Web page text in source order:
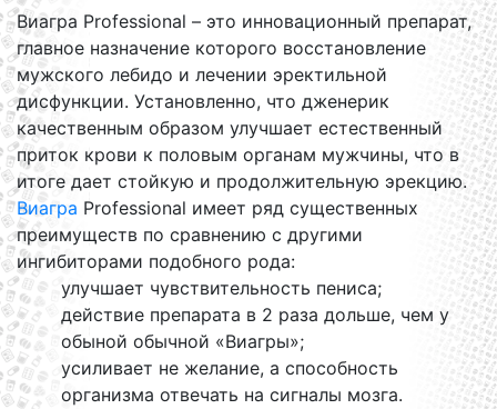
Виагра Professional – это инновационный препарат,
главное назначение которого восстановление
мужского лебидо и лечении эректильной
дисфункции. Установленно, что дженерик
качественным образом улучшает естественный
приток крови к половым органам мужчины, что в
итоге дает стойкую и продолжительную эрекцию.
Виагра Professional имеет ряд существенных
преимуществ по сравнению с другими
ингибиторами подобного рода:
улучшает чувствительность пениса;
действие препарата в 2 раза дольше, чем у
обыной обычной «Виагры»;
усиливает не желание, а способность
организма отвечать на сигналы мозга.